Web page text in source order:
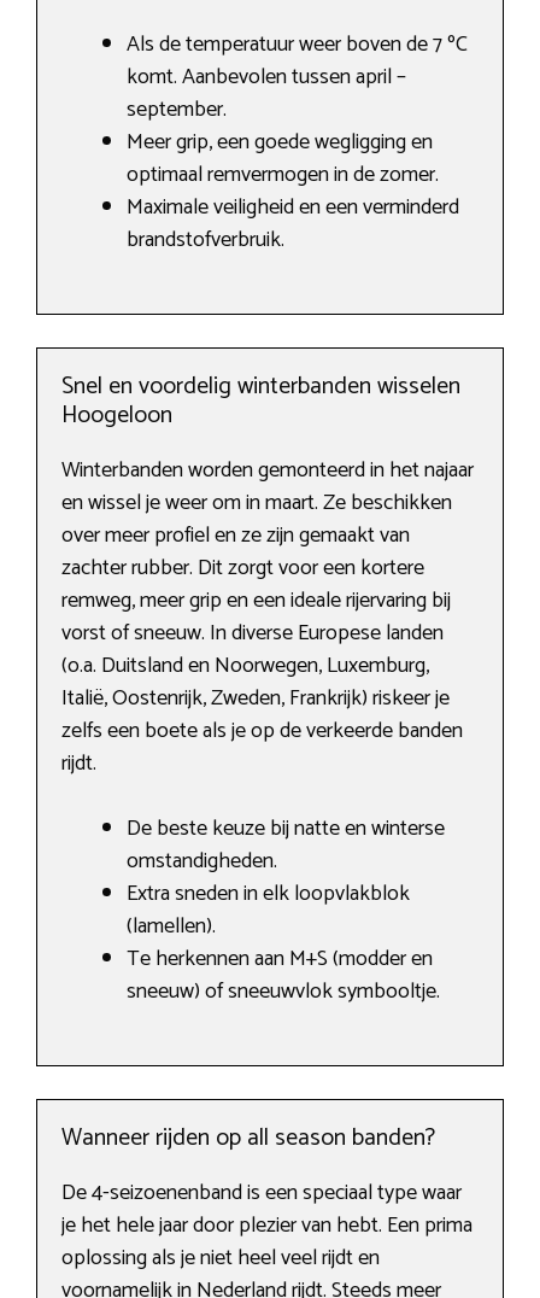
Als de temperatuur weer boven de 7 ºC
komt. Aanbevolen tussen april –
september.
Meer grip, een goede wegligging en
optimaal remvermogen in de zomer.
Maximale veiligheid en een verminderd
brandstofverbruik.
Snel en voordelig winterbanden wisselen
Hoogeloon
Winterbanden worden gemonteerd in het najaar
en wissel je weer om in maart. Ze beschikken
over meer profiel en ze zijn gemaakt van
zachter rubber. Dit zorgt voor een kortere
remweg, meer grip en een ideale rijervaring bij
vorst of sneeuw. In diverse Europese landen
(o.a. Duitsland en Noorwegen, Luxemburg,
Italië, Oostenrijk, Zweden, Frankrijk) riskeer je
zelfs een boete als je op de verkeerde banden
rijdt.
De beste keuze bij natte en winterse
omstandigheden.
Extra sneden in elk loopvlakblok
(lamellen).
Te herkennen aan M+S (modder en
sneeuw) of sneeuwvlok symbooltje.
Wanneer rijden op all season banden?
De 4-seizoenenband is een speciaal type waar
je het hele jaar door plezier van hebt. Een prima
oplossing als je niet heel veel rijdt en